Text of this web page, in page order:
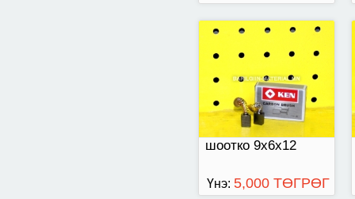
шоотко 9х6х12
Үнэ: 5,000 ТӨГРӨГ